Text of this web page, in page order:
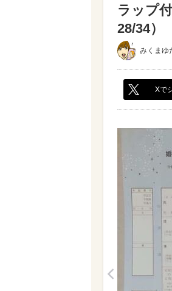
ラップ
28/34）
みくまゆ
Xで